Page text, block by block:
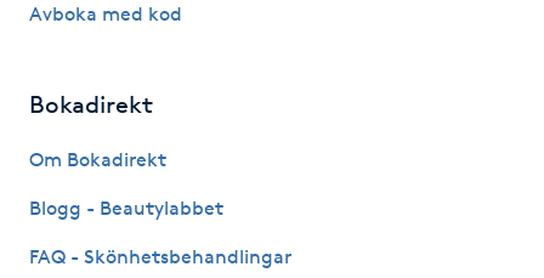
Kemisk peeling
Keratinbehandling
Avboka med kod
Bokadirekt
Om Bokadirekt
Blogg - Beautylabbet
FAQ - Skönhetsbehandlingar